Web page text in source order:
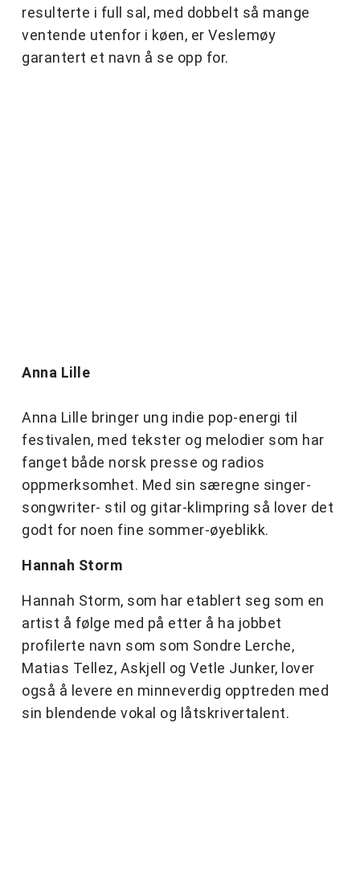
resulterte i full sal, med dobbelt så mange
ventende utenfor i køen, er Veslemøy
garantert et navn å se opp for.
Anna Lille
Anna Lille bringer ung indie pop-energi til
festivalen, med tekster og melodier som har
fanget både norsk presse og radios
oppmerksomhet. Med sin særegne singer-
songwriter- stil og gitar-klimpring så lover det
godt for noen fine sommer-øyeblikk.
Hannah Storm
Hannah Storm, som har etablert seg som en
artist å følge med på etter å ha jobbet
profilerte navn som som Sondre Lerche,
Matias Tellez, Askjell og Vetle Junker, lover
også å levere en minneverdig opptreden med
sin blendende vokal og låtskrivertalent.